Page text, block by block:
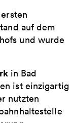
auf dem
und wurde
in Bad
ist einzigartig
nutzten